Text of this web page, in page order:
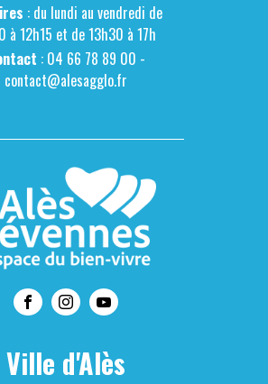
: du lundi au vendredi de
à 12h15 et de 13h30 à 17h
: 04 66 78 89 00 -
contact@alesagglo.fr
Ville d'Alès